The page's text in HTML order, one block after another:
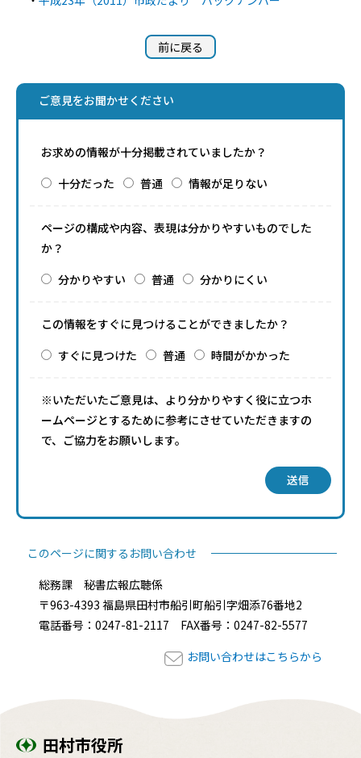
前に戻る
ご意見をお聞かせください
お求めの情報が十分掲載されていましたか？
十分だった
普通 情報が足りない
ページの構成や内容、表現は分かりやすいものでした
か？
分かりやすい
普通 分かりにくい
この情報をすぐに見つけることができましたか？
すぐに見つけた
普通 時間がかかった
※いただいたご意見は、より分かりやすく役に立つホ
ームページとするために参考にさせていただきますの
で、ご協力をお願いします。
送信
このページに関するお問い合わせ
総務課 秘書広報広聴係
〒963-4393 福島県田村市船引町船引字畑添76番地2
電話番号：0247-81-2117 FAX番号：0247-82-5577
お問い合わせはこちらから
田村市役所